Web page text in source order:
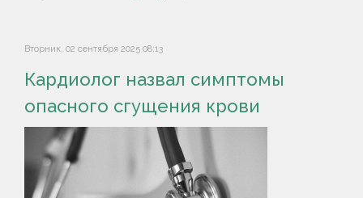
Вторник, 02 сентября 2025 08:13
Кардиолог назвал симптомы
опасного сгущения крови